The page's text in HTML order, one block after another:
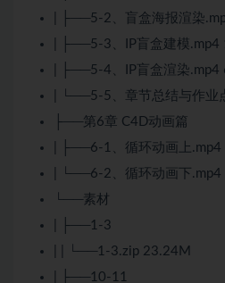
| ├──5-2、盲盒海报渲染
| ├──5-3、IP盲盒建模.mp4
| ├──5-4、IP盲盒渲染.mp4
| └──5-5、章节总结与作业
├──第6章 C4D动画篇
| ├──6-1、循环动画上
| └──6-2、循环动画下
└──素材
| ├──1-3
| | └──1-3.zip 23.24M
| ├──10-11